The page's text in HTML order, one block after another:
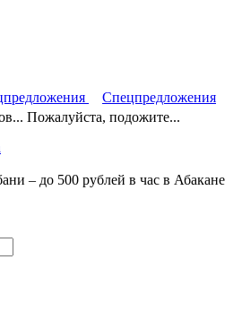
Спецпредложения
Пожалуйста, подожите...
– до 500 рублей в час в Абакане